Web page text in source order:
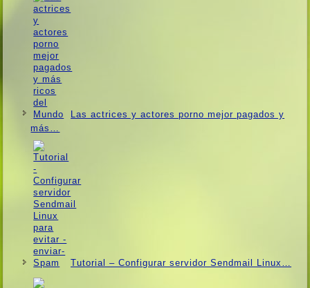
Las actrices y actores porno mejor pagados y
más…
Tutorial – Configurar servidor Sendmail Linux…